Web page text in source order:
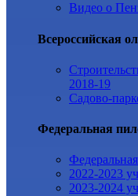
Видео о
Всероссийская
2018-19
Садово-
Федеральная
2022-2023
2023-2024